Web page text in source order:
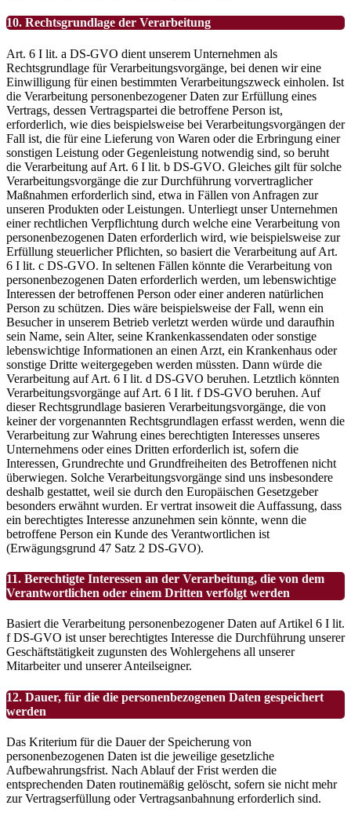
10. Rechtsgrundlage der Verarbeitung
Art. 6 I lit. a DS-GVO dient unserem Unternehmen als
Rechtsgrundlage für Verarbeitungsvorgänge, bei denen wir eine
Einwilligung für einen bestimmten Verarbeitungszweck einholen. Ist
die Verarbeitung personenbezogener Daten zur Erfüllung eines
Vertrags, dessen Vertragspartei die betroffene Person ist,
erforderlich, wie dies beispielsweise bei Verarbeitungsvorgängen der
Fall ist, die für eine Lieferung von Waren oder die Erbringung einer
sonstigen Leistung oder Gegenleistung notwendig sind, so beruht
die Verarbeitung auf Art. 6 I lit. b DS-GVO. Gleiches gilt für solche
Verarbeitungsvorgänge die zur Durchführung vorvertraglicher
Maßnahmen erforderlich sind, etwa in Fällen von Anfragen zur
unseren Produkten oder Leistungen. Unterliegt unser Unternehmen
einer rechtlichen Verpflichtung durch welche eine Verarbeitung von
personenbezogenen Daten erforderlich wird, wie beispielsweise zur
Erfüllung steuerlicher Pflichten, so basiert die Verarbeitung auf Art.
6 I lit. c DS-GVO. In seltenen Fällen könnte die Verarbeitung von
personenbezogenen Daten erforderlich werden, um lebenswichtige
Interessen der betroffenen Person oder einer anderen natürlichen
Person zu schützen. Dies wäre beispielsweise der Fall, wenn ein
Besucher in unserem Betrieb verletzt werden würde und daraufhin
sein Name, sein Alter, seine Krankenkassendaten oder sonstige
lebenswichtige Informationen an einen Arzt, ein Krankenhaus oder
sonstige Dritte weitergegeben werden müssten. Dann würde die
Verarbeitung auf Art. 6 I lit. d DS-GVO beruhen. Letztlich könnten
Verarbeitungsvorgänge auf Art. 6 I lit. f DS-GVO beruhen. Auf
dieser Rechtsgrundlage basieren Verarbeitungsvorgänge, die von
keiner der vorgenannten Rechtsgrundlagen erfasst werden, wenn die
Verarbeitung zur Wahrung eines berechtigten Interesses unseres
Unternehmens oder eines Dritten erforderlich ist, sofern die
Interessen, Grundrechte und Grundfreiheiten des Betroffenen nicht
überwiegen. Solche Verarbeitungsvorgänge sind uns insbesondere
deshalb gestattet, weil sie durch den Europäischen Gesetzgeber
besonders erwähnt wurden. Er vertrat insoweit die Auffassung, dass
ein berechtigtes Interesse anzunehmen sein könnte, wenn die
betroffene Person ein Kunde des Verantwortlichen ist
(Erwägungsgrund 47 Satz 2 DS-GVO).
11. Berechtigte Interessen an der Verarbeitung, die von dem
Verantwortlichen oder einem Dritten verfolgt werden
Basiert die Verarbeitung personenbezogener Daten auf Artikel 6 I lit.
f DS-GVO ist unser berechtigtes Interesse die Durchführung unserer
Geschäftstätigkeit zugunsten des Wohlergehens all unserer
Mitarbeiter und unserer Anteilseigner.
12. Dauer, für die die personenbezogenen Daten gespeichert
werden
Das Kriterium für die Dauer der Speicherung von
personenbezogenen Daten ist die jeweilige gesetzliche
Aufbewahrungsfrist. Nach Ablauf der Frist werden die
entsprechenden Daten routinemäßig gelöscht, sofern sie nicht mehr
zur Vertragserfüllung oder Vertragsanbahnung erforderlich sind.